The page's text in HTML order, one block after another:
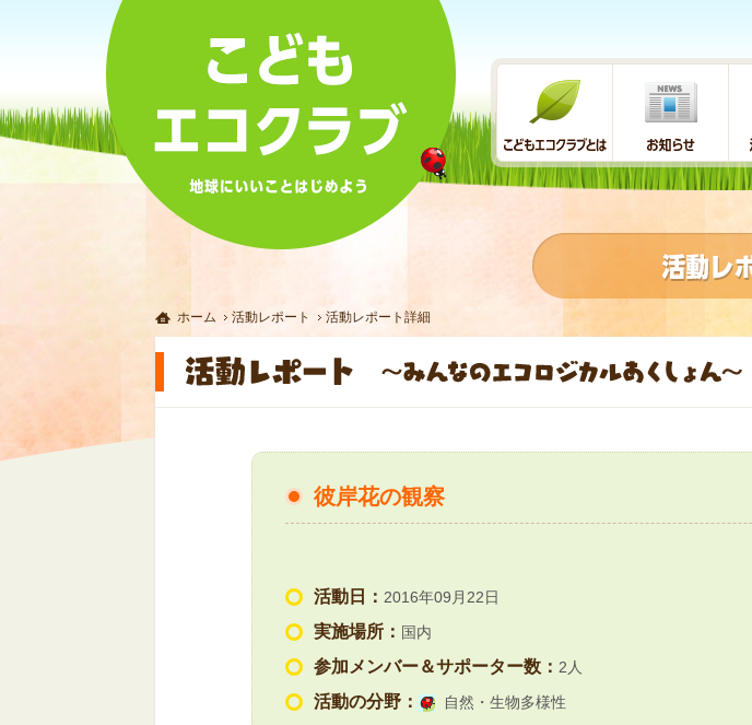
ホーム 活動レポート 活動レポート詳細
彼岸花の観察
活動日： 2016年09月22日
実施場所： 国内
参加メンバー＆サポーター数： 2人
活動の分野： 自然・生物多様性